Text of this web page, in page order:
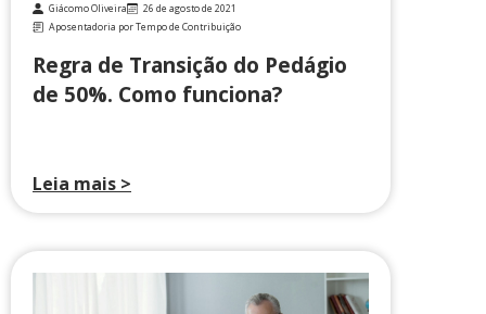
Giácomo Oliveira
26 de agosto de 2021
Aposentadoria por Tempo de Contribuição
Regra de Transição do Pedágio
de 50%. Como funciona?
Leia mais >